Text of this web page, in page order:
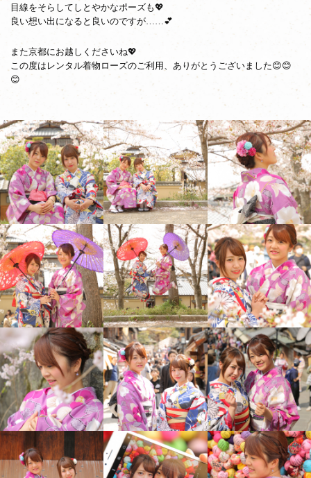
目線をそらしてしとやかなポーズも💖
良い想い出になると良いのですが……💕
また京都にお越しくださいね💖
この度はレンタル着物ローズのご利用、ありがとうございました😊😊
😊